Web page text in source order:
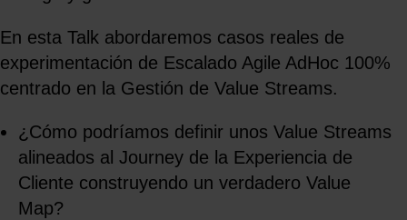
En esta Talk abordaremos casos reales de
experimentación de Escalado Agile AdHoc 100%
centrado en la Gestión de Value Streams.
¿Cómo podríamos definir unos Value Streams
alineados al Journey de la Experiencia de
Cliente construyendo un verdadero Value
Map?